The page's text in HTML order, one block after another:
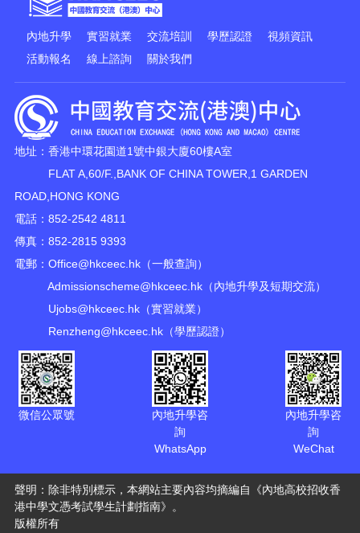
內地升學 實習就業 交流培訓 學歷認證
視頻資訊
活動報名
線上諮詢 關於我們
地址：香港中環花園道1號中銀大廈60樓A室
FLAT A,60/F.,BANK OF CHINA TOWER,1 GARDEN
ROAD,HONG KONG
電話：852-2542 4811
傳真：852-2815 9393
電郵： Office@hkceec.hk（一般查詢）
Admissionscheme@hkceec.hk（內地升學及短期交流）
Ujobs@hkceec.hk（實習就業）
Renzheng@hkceec.hk（學歷認證）
微信公眾號
內地升學咨
詢
WhatsApp
內地升學咨
詢
WeChat
聲明：除非特別標示，本網站主要內容均摘編自《內地高校招收香
港中學文憑考試學生計劃指南》。
版權所有